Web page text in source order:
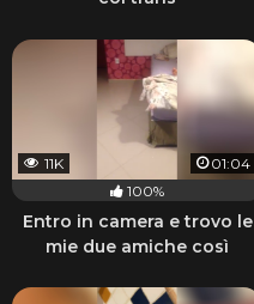
11K
01:04
100%
Entro in camera e trovo le
mie due amiche così